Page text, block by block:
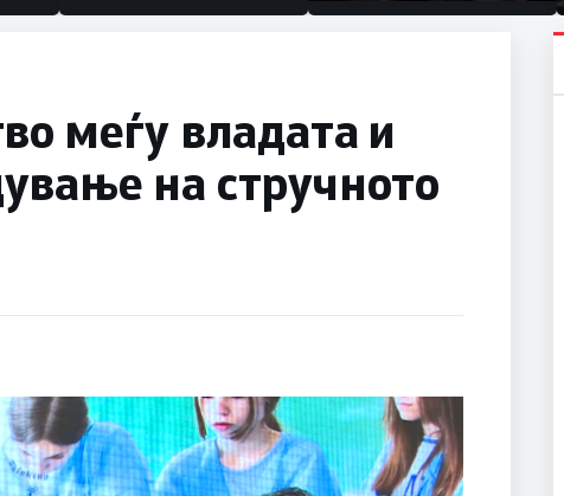
половина тунел во слепа
меѓу владата и
на стручното